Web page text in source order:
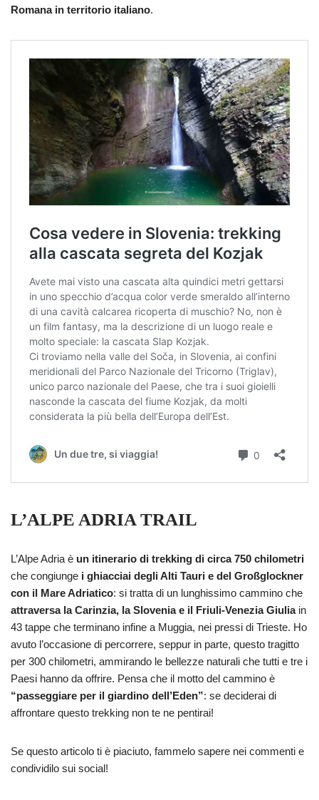
Romana in territorio italiano.
L’ALPE ADRIA TRAIL
L’Alpe Adria è un itinerario di trekking di circa 750 chilometri
che congiunge i ghiacciai degli Alti Tauri e del Großglockner
con il Mare Adriatico: si tratta di un lunghissimo cammino che
attraversa la Carinzia, la Slovenia e il Friuli-Venezia Giuliain
43 tappe che terminano infine a Muggia, nei pressi di Trieste. Ho
avuto l’occasione di percorrere, seppur in parte, questo tragitto
per 300 chilometri, ammirando le bellezze naturali che tutti e tre i
Paesi hanno da offrire. Pensa che il motto del cammino è
“passeggiare per il giardino dell’Eden”: se deciderai di
affrontare questo trekking non te ne pentirai!
Se questo articolo ti è piaciuto, fammelo sapere nei commenti e
condividilo sui social!